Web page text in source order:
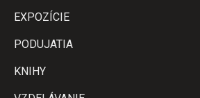
EXPOZÍCIE
PODUJATIA
KNIHY